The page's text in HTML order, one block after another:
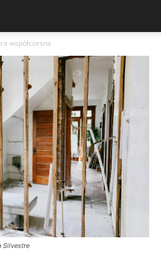
współczesna
Silvestre